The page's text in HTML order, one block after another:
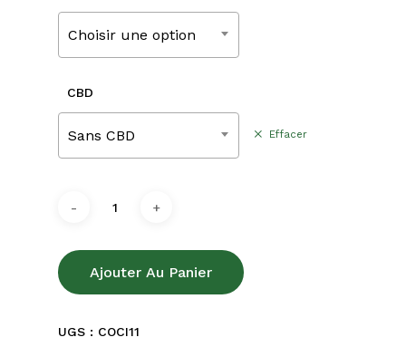
Choisir une option
CBD
Sans CBD Effacer
Ajouter Au Panier
UGS : COCI11